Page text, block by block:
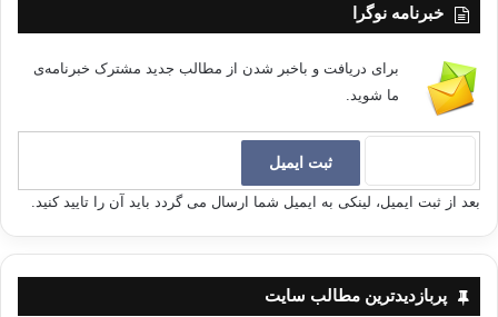
خبرنامه نوگرا
برای دریافت و باخبر شدن از مطالب جدید مشترک خبرنامه‌ی
ما شوید.
بعد از ثبت ایمیل، لینکی به ایمیل شما ارسال می گردد باید آن را تایید کنید.
پربازدیدترین مطالب سایت